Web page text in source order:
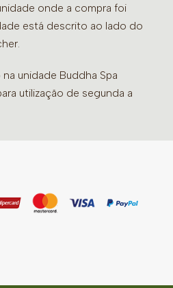
onde a compra foi
está descrito ao lado do
unidade Buddha Spa
utilização de segunda a